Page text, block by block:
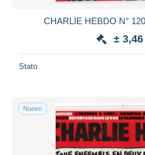
CHARLIE HEBDO N°
±
Stato
Nuovo